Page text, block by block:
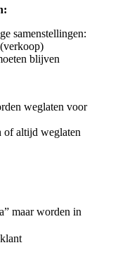
samenstellingen:
blijven
weglaten voor
of altijd weglaten
maar worden in